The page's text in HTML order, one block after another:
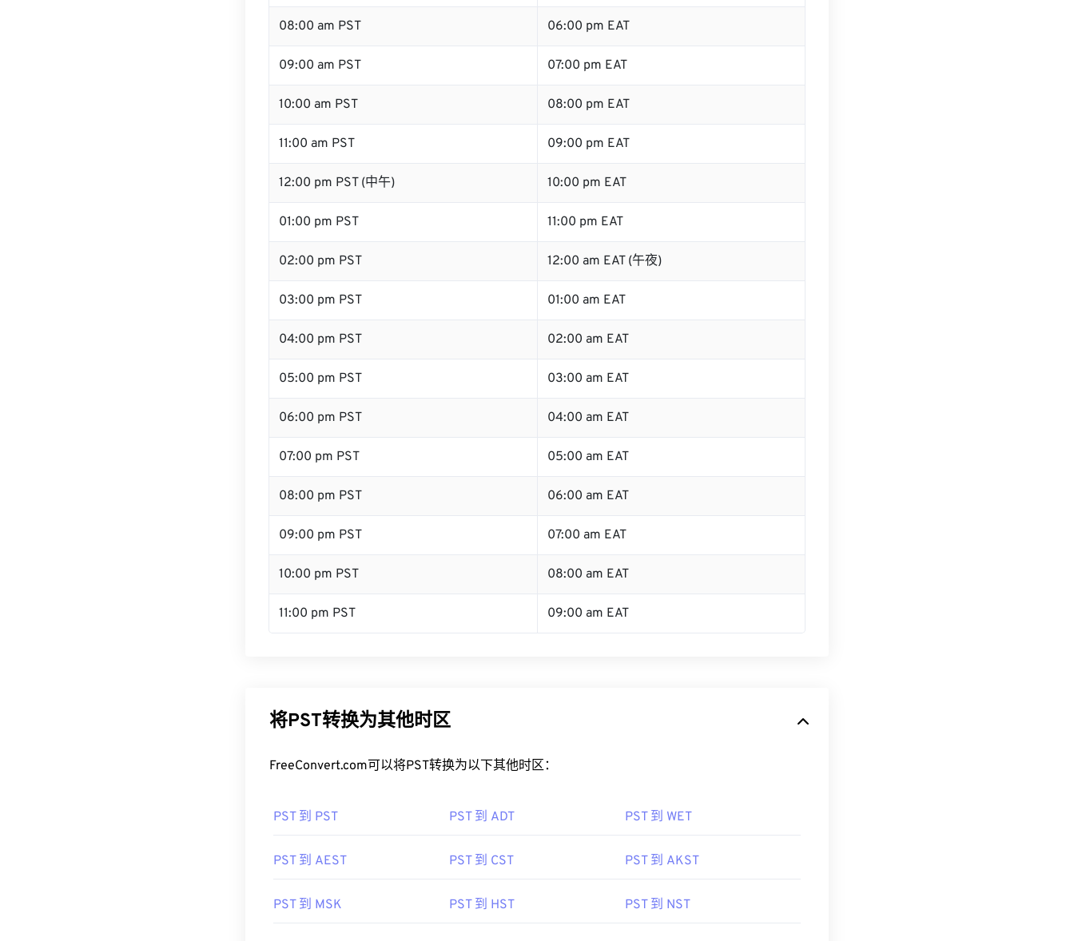
08:00 am PST 06:00 pm EAT
09:00 am PST 07:00 pm EAT
10:00 am PST 08:00 pm EAT
11:00 am PST 09:00 pm EAT
12:00 pm PST (中午) 10:00 pm EAT
01:00 pm PST 11:00 pm EAT
02:00 pm PST 12:00 am EAT (午夜)
03:00 pm PST 01:00 am EAT
04:00 pm PST 02:00 am EAT
05:00 pm PST 03:00 am EAT
06:00 pm PST 04:00 am EAT
07:00 pm PST 05:00 am EAT
08:00 pm PST 06:00 am EAT
09:00 pm PST 07:00 am EAT
10:00 pm PST 08:00 am EAT
11:00 pm PST 09:00 am EAT
将PST转换为其他时区
FreeConvert.com可以将PST转换为以下其他时区：
PST 到 PST PST 到 ADT PST 到 WET
PST 到 AEST PST 到 CST PST 到 AKST
PST 到 MSK PST 到 HST PST 到 NST